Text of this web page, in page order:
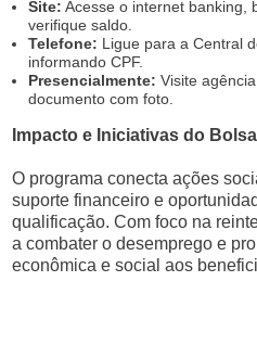
Site: Acesse o internet banking,
verifique saldo.
Telefone: Ligue para a Central
informando CPF.
Presencialmente: Visite
documento com foto.
Impacto e Iniciativas do
O programa conecta ações
suporte financeiro e
qualificação. Com foco na
a combater o desemprego e
econômica e social aos